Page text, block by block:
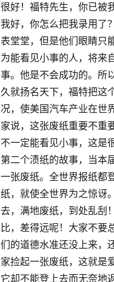
很好！福特先生，你已被
我好，你怎么把我录用了
表堂堂，但是他们眼睛只
为能看见小事的人，将来
事。他是不会成功的。所
久就扬名天下，福特把这
况，使美国汽车产业在世
家说，这张废纸重要不重
不一定能看见小事，这是
第二个渍纸的故事，当本
一张废纸。全世界报纸都
纸，就使全世界为之惊讶
去，满地废纸，到处乱刮
比，差得远呢！大家不要
们的道德水准还没上来，
家捡起一张废纸，这就是
它却不能登上去而无奈地